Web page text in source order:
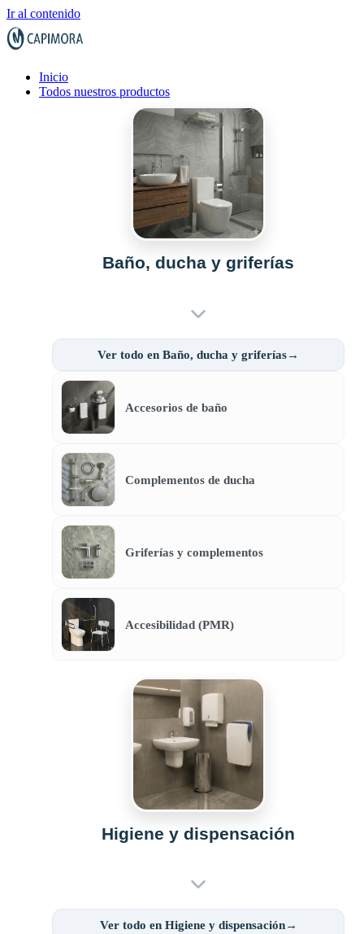
Ir al contenido
Inicio
Todos nuestros productos
Baño, ducha y griferías
Ver todo en Baño, ducha y griferías→
Accesorios de baño
Complementos de ducha
Griferías y complementos
Accesibilidad (PMR)
Higiene y dispensación
Ver todo en Higiene y dispensación→